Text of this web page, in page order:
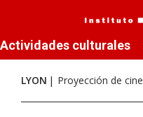
Actividades culturales
LYON Proyección de cine